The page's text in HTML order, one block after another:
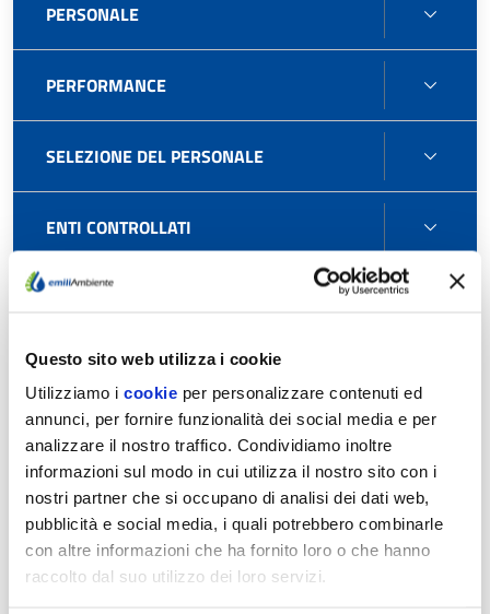
Questo sito web utilizza i cookie
Utilizziamo i cookie per personalizzare contenuti ed
annunci, per fornire funzionalità dei social media e per
analizzare il nostro traffico. Condividiamo inoltre
informazioni sul modo in cui utilizza il nostro sito con i
nostri partner che si occupano di analisi dei dati web,
pubblicità e social media, i quali potrebbero combinarle
con altre informazioni che ha fornito loro o che hanno
raccolto dal suo utilizzo dei loro servizi.
PERSONALE
PERFORMANCE
SELEZIONE DEL PERSONALE
ENTI CONTROLLATI
BANDI DI GARA E CONTRATTI
Uso di procedure automatizzate nel ciclo di vita dei
contratti pubblici
Elementi per la programmazione dei lavori e dei servizi